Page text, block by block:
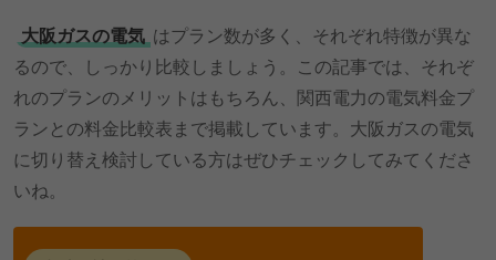
大阪ガスの電気 はプラン数が多く、それぞれ特徴が異な
るので、しっかり比較しましょう。この記事では、それぞ
れのプランのメリットはもちろん、関西電力の電気料金プ
ランとの料金比較表まで掲載しています。大阪ガスの電気
に切り替え検討している方はぜひチェックしてみてくださ
いね。